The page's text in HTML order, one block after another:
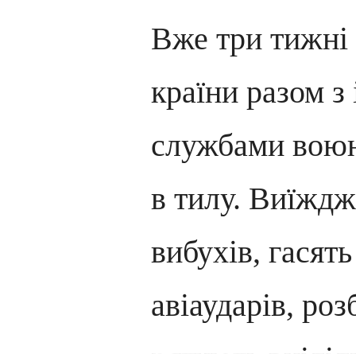
Вже три тижні
країни разом
службами
в тилу.
вибухів,
авіаударів,